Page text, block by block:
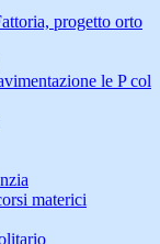
progetto orto
le P col
materici